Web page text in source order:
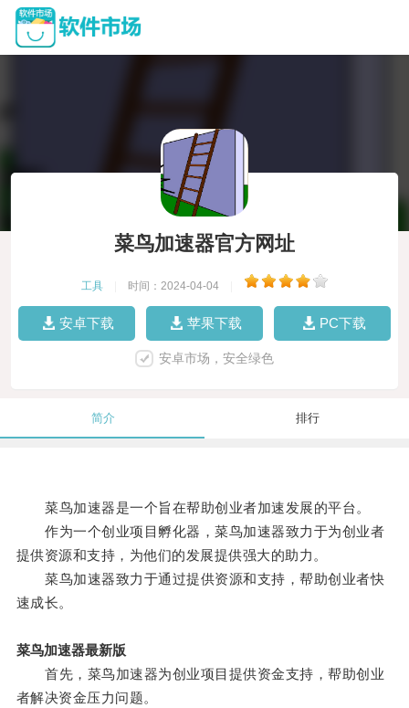
菜鸟加速器官方网址
工具 时间：2024-04-04
安卓下载 苹果下载 PC下载
安卓市场，安全绿色
简介 排行
菜鸟加速器是一个旨在帮助创业者加速发展的平台。
作为一个创业项目孵化器，菜鸟加速器致力于为创业者
提供资源和支持，为他们的发展提供强大的助力。
菜鸟加速器致力于通过提供资源和支持，帮助创业者快
速成长。
菜鸟加速器最新版
首先，菜鸟加速器为创业项目提供资金支持，帮助创业
者解决资金压力问题。